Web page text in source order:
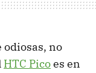
odiosas, no
HTC Picoes en